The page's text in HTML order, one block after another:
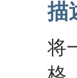
描
将